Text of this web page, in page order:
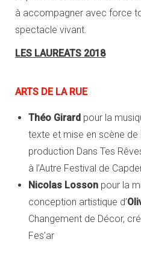
à accompagner avec force
spectacle vivant.
LES LAUREATS 2018
ARTS DE LA RUE
Théo Girard pour la
texte et mise en scène de
production Dans Tes
à l’Autre Festival de
Nicolas Losson pour la
conception artistique d’
Changement de Décor,
Fes’ar